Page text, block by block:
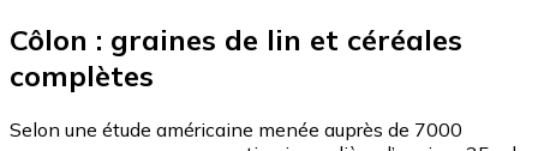
Côlon : graines de lin et céréales
complètes
Selon une étude américaine menée auprès de 7000